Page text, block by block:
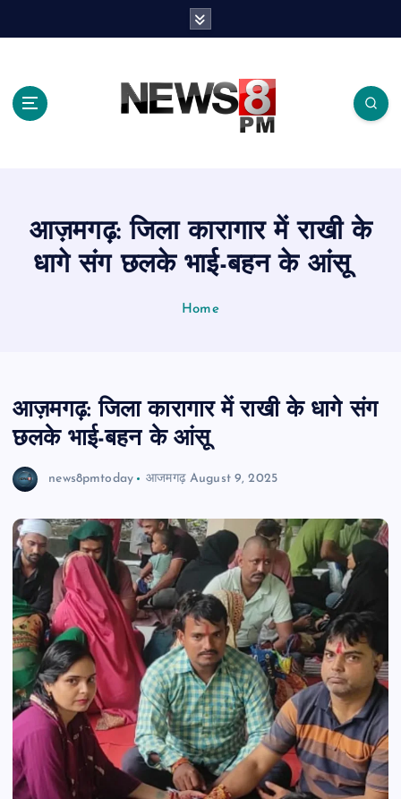
आज़मगढ़: जिला कारागार में राखी के
धागे संग छलके भाई-बहन के आंसू
Home
आज़मगढ़: जिला कारागार में राखी के धागे संग
छलके भाई-बहन के आंसू
news8pmtoday आजमगढ़ August 9, 2025